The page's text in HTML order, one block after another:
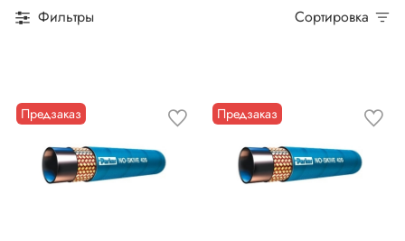
Фильтры Сортировка
Предзаказ Предзаказ